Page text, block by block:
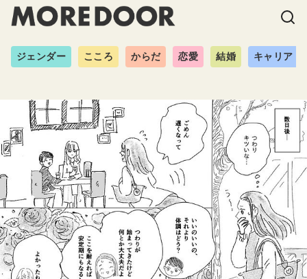
ジェンダー こころ からだ 恋愛 結婚 キャリア